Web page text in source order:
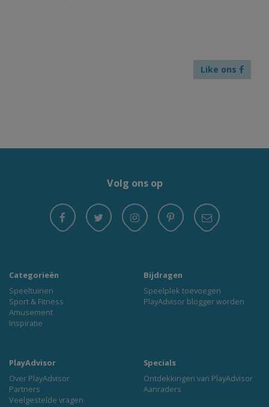
Like ons
Volg ons op
Categorieën
Speeltuinen
Sport & Fitness
Amusement
Inspiratie
Bijdragen
Speelplek toevoegen
PlayAdvisor blogger worden
PlayAdvisor
Over PlayAdvisor
Partners
Veelgestelde vragen
Specials
Ontdekkingen van PlayAdvisor
Aanraders